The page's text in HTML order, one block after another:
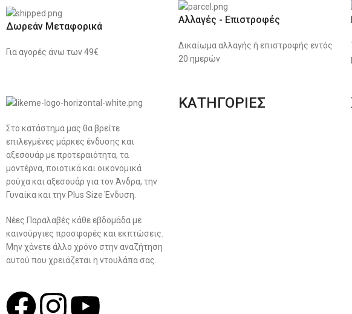
Δωρεάν Μεταφορικά
Για αγορές άνω των 49€
Αλλαγές - Επιστροφές
Δικαίωμα αλλαγής ή επιστροφής εντός
20 ημερών
Στο κατάστημα μας θα βρείτε
επιλεγμένες μάρκες ένδυσης και
αξεσουάρ με προτεραιότητα, τα
μοντέρνα, ποιοτικά και οικονομικά
ρούχα και αξεσουάρ για τον Άνδρα, την
Γυναίκα και την Plus Size Ένδυση.
Νέες Παραλαβές κάθε εβδομάδα με
καινούργιες προσφορές και εκπτώσεις.
Μην χάνετε άλλο χρόνο στην αναζήτηση
αυτού που χρειάζεται η ντουλάπα σας.
ΚΑΤΗΓΟΡΙΕΣ